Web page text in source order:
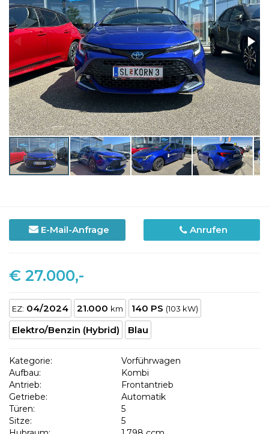
E-Mail-Anfrage Anrufen
€ 27.000,-
EZ: 04/2024 21.000 km 140 PS (103 kW)
Elektro/Benzin (Hybrid) Blau
Kategorie:
Vorführwagen
Aufbau:
Kombi
Antrieb:
Frontantrieb
Getriebe:
Automatik
Türen:
5
Sitze:
5